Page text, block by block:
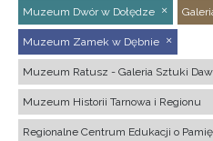
Muzeum Dwór w Dołędze
Muzeum Zamek w Dębnie
Muzeum Ratusz - Galeria Sztuki
Muzeum Historii Tarnowa i Regionu
Regionalne Centrum Edukacji o